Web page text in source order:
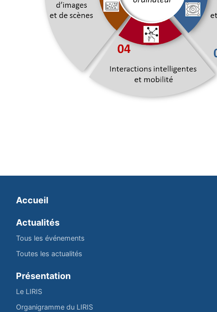
Accueil
Actualités
Tous les événements
Toutes les actualités
Présentation
Le LIRIS
Organigramme du LIRIS